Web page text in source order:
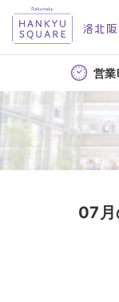
営業
07月